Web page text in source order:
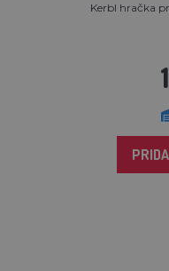
Kerbl hračka